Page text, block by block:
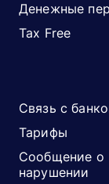
Денежные
Tax Free
Связь с
Тарифы
Сообщение о
нарушении